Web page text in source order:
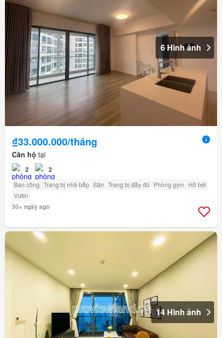
6 Hình ảnh
₫33.000.000/tháng
Căn hộ tại
2 2
Ban công Trang bị nhà bếp Sân Trang bị đầy đủ Phòng gym Hồ bơi
Vườn
30+ ngày ago
14 Hình ảnh